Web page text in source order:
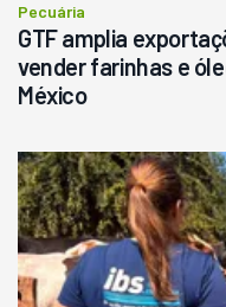
Pecuária
GTF amplia
vender farinhas e
México